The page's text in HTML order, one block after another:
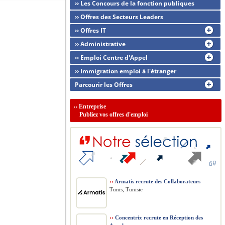
›› Les Concours de la fonction publiques
›› Offres des Secteurs Leaders
›› Offres IT
›› Administrative
›› Emploi Centre d'Appel
›› Immigration emploi à l'étranger
Parcourir les Offres
›› Entreprise
Publiez vos offres d'emploi
›› Armatis recrute des Collaborateurs
Tunis, Tunisie
›› Concentrix recrute en Réception des